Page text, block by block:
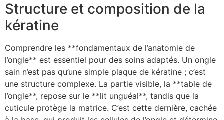
Structure et composition de la
kératine
Comprendre les **fondamentaux de l’anatomie de
l’ongle** est essentiel pour des soins adaptés. Un ongle
sain n’est pas qu’une simple plaque de kératine ; c’est
une structure complexe. La partie visible, la **table de
l’ongle**, repose sur le **lit unguéal**, tandis que la
cuticule protège la matrice. C’est cette dernière, cachée